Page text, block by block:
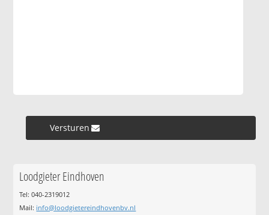
Versturen »
Loodgieter Eindhoven
Tel: 040-2319012
Mail: info@loodgietereindhovenbv.nl